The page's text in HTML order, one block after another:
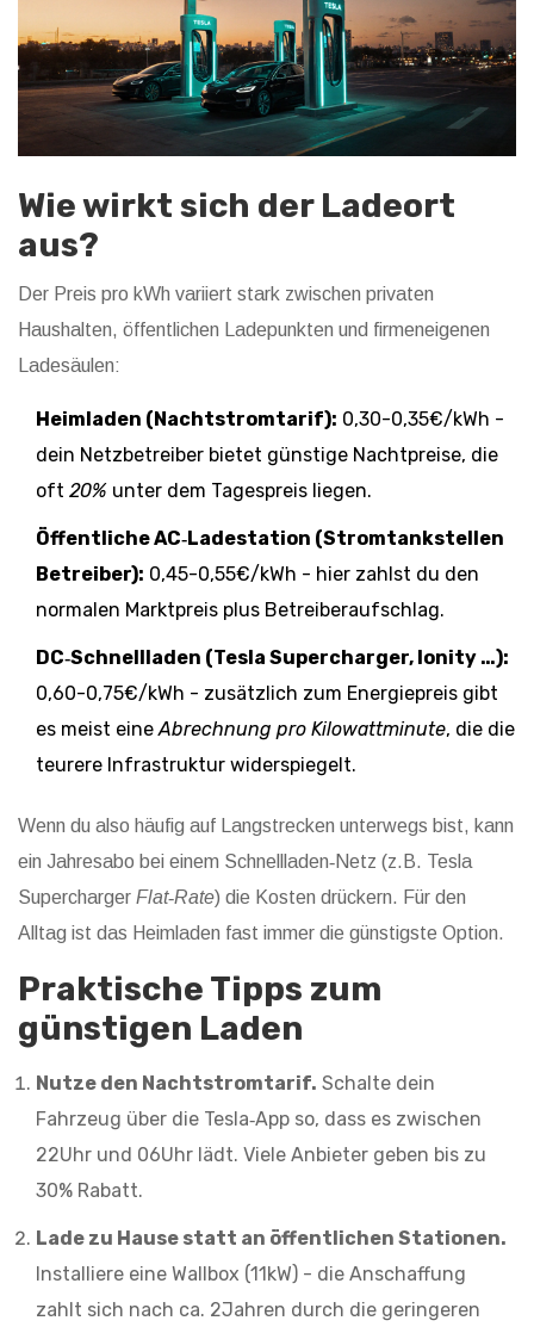
Wie wirkt sich der Ladeort
aus?
Der Preis pro kWh variiert stark zwischen privaten
Haushalten, öffentlichen Ladepunkten und firmeneigenen
Ladesäulen:
Heimladen (Nachtstromtarif): 0,30-0,35€/kWh -
dein Netzbetreiber bietet günstige Nachtpreise, die
oft 20% unter dem Tagespreis liegen.
Öffentliche AC‑Ladestation (Stromtankstellen
Betreiber): 0,45-0,55€/kWh - hier zahlst du den
normalen Marktpreis plus Betreiberaufschlag.
DC‑Schnellladen (Tesla Supercharger, Ionity …):
0,60-0,75€/kWh - zusätzlich zum Energiepreis gibt
es meist eineAbrechnung pro Kilowattminute, die die
teurere Infrastruktur widerspiegelt.
Wenn du also häufig auf Langstrecken unterwegs bist, kann
ein Jahresabo bei einem Schnellladen‑Netz (z.B. Tesla
Supercharger Flat‑Rate) die Kosten drückern. Für den
Alltag ist das Heimladen fast immer die günstigste Option.
Praktische Tipps zum
günstigen Laden
Nutze den Nachtstromtarif. Schalte dein
Fahrzeug über die Tesla‑App so, dass es zwischen
22Uhr und 06Uhr lädt. Viele Anbieter geben bis zu
30% Rabatt.
Lade zu Hause statt an öffentlichen Stationen.
Installiere eine Wallbox (11kW) - die Anschaffung
zahlt sich nach ca. 2Jahren durch die geringeren